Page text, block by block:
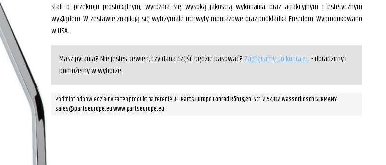
stali o przekroju prostokątnym, wyróżnia się wysoką jakością wykonania oraz atrakcyjnym i estetycznym
wyglądem. W zestawie znajdują się wytrzymałe uchwyty montażowe oraz podkładka Freedom. Wyprodukowano
w USA.
Masz pytania? Nie jesteś pewien, czy dana część będzie pasować?Zachęcamy do kontaktu- doradzimy i
pomożemy w wyborze.
Podmiot odpowiedzialny za ten produkt na terenie UE:Parts Europe Conrad Röntgen-Str. 2 54332 Wasserliesch GERMANY
sales@partseurope.eu www.partseurope.eu